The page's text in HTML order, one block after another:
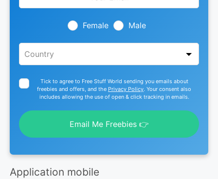
Female Male
Tick to agree to Free Stuff World sending you emails about
freebies and offers, and the Privacy Policy. Your consent also
includes allowing the use of open & click tracking in emails.
Email Me Freebies 👉
Application mobile